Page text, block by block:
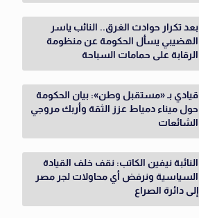
بعد تكرار حوادث الغرق.. النائب ياسر
الهضيبي يسأل الحكومة عن منظومة
الرقابة على حمامات السباحة
قيادي بـ «مستقبل وطن»: بيان الحكومة
حول ميناء دمياط عزز الثقة وأربك مروجي
الشائعات
النائبة نيفين الكاتب: نقف خلف القيادة
السياسية ونرفض أي محاولات لجر مصر
إلى دائرة الصراع